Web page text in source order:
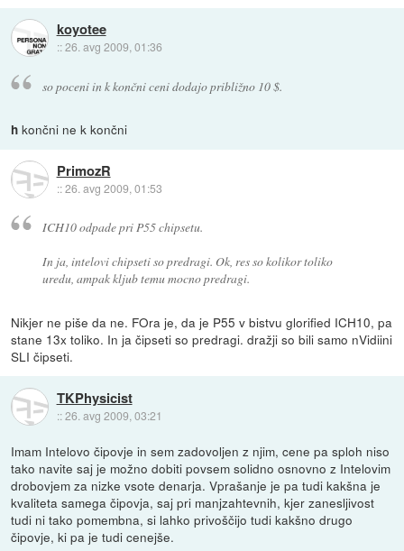
koyotee
::26. avg 2009, 01:36
so poceni in k končni ceni dodajo približno 10 $.
h končni ne k končni
PrimozR
::26. avg 2009, 01:53
ICH10 odpade pri P55 chipsetu.
In ja, intelovi chipseti so predragi. Ok, res so kolikor toliko
uredu, ampak kljub temu mocno predragi.
Nikjer ne piše da ne. FOra je, da je P55 v bistvu glorified ICH10, pa
stane 13x toliko. In ja čipseti so predragi. dražji so bili samo nVidiini
SLI čipseti.
TKPhysicist
::26. avg 2009, 03:21
Imam Intelovo čipovje in sem zadovoljen z njim, cene pa sploh niso
tako navite saj je možno dobiti povsem solidno osnovno z Intelovim
drobovjem za nizke vsote denarja. Vprašanje je pa tudi kakšna je
kvaliteta samega čipovja, saj pri manjzahtevnih, kjer zanesljivost
tudi ni tako pomembna, si lahko privoščijo tudi kakšno drugo
čipovje, ki pa je tudi cenejše.